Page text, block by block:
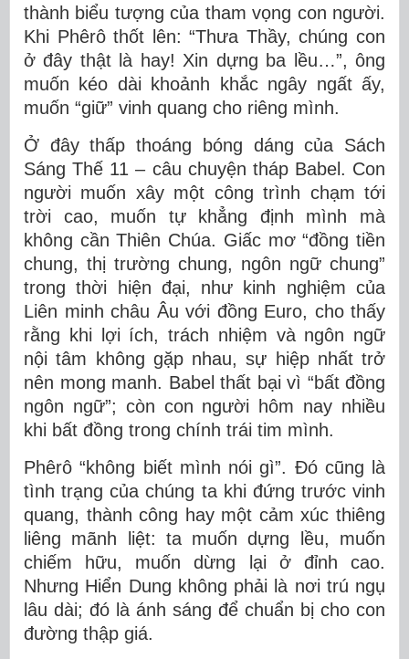
thành biểu tượng của tham vọng con người.
Khi Phêrô thốt lên: “Thưa Thầy, chúng con
ở đây thật là hay! Xin dựng ba lều…”, ông
muốn kéo dài khoảnh khắc ngây ngất ấy,
muốn “giữ” vinh quang cho riêng mình.
Ở đây thấp thoáng bóng dáng của Sách
Sáng Thế 11 – câu chuyện tháp Babel. Con
người muốn xây một công trình chạm tới
trời cao, muốn tự khẳng định mình mà
không cần Thiên Chúa. Giấc mơ “đồng tiền
chung, thị trường chung, ngôn ngữ chung”
trong thời hiện đại, như kinh nghiệm của
Liên minh châu Âu với đồng Euro, cho thấy
rằng khi lợi ích, trách nhiệm và ngôn ngữ
nội tâm không gặp nhau, sự hiệp nhất trở
nên mong manh. Babel thất bại vì “bất đồng
ngôn ngữ”; còn con người hôm nay nhiều
khi bất đồng trong chính trái tim mình.
Phêrô “không biết mình nói gì”. Đó cũng là
tình trạng của chúng ta khi đứng trước vinh
quang, thành công hay một cảm xúc thiêng
liêng mãnh liệt: ta muốn dựng lều, muốn
chiếm hữu, muốn dừng lại ở đỉnh cao.
Nhưng Hiển Dung không phải là nơi trú ngụ
lâu dài; đó là ánh sáng để chuẩn bị cho con
đường thập giá.